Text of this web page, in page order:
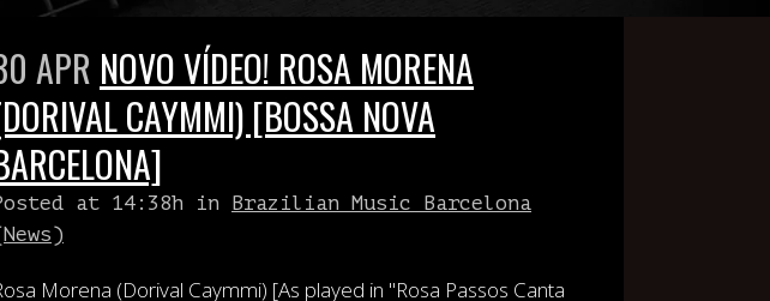
APR NOVO VÍDEO! ROSA MORENA
CAYMMI) [BOSSA NOVA
at 14:38h in
Brazilian Music Barcelona
Morena (Dorival Caymmi) [As played in "Rosa Passos Canta